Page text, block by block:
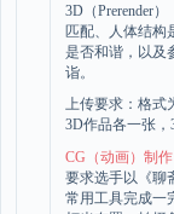
3D（Prerender
匹配、人体结构
是否和谐，以及
诣。
上传要求：格式
3D作品各一张，
CG（动画）制作
要求选手以《聊
常用工具完成一